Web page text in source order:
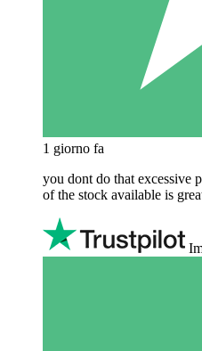
1 giorno fa
you dont do that excessive
of the stock available is